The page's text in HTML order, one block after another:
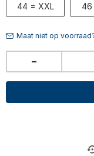
44 = XXL 46
Maat niet op
-